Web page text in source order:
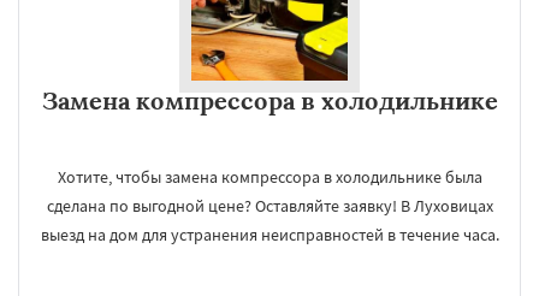
Замена компрессора в холодильнике
Хотите, чтобы замена компрессора в холодильнике была
сделана по выгодной цене? Оставляйте заявку! В Луховицах
выезд на дом для устранения неисправностей в течение часа.